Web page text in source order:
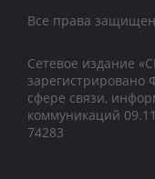
Все права
Сетевое издание
зарегистрировано
сфере связи,
коммуникаций
74283